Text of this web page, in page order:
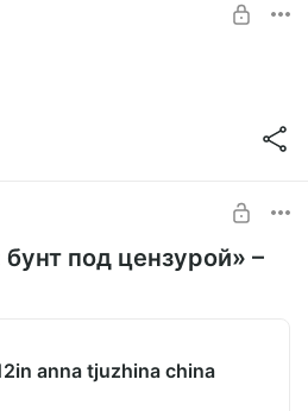
о любви» —
под цензурой» –
anna tjuzhina china